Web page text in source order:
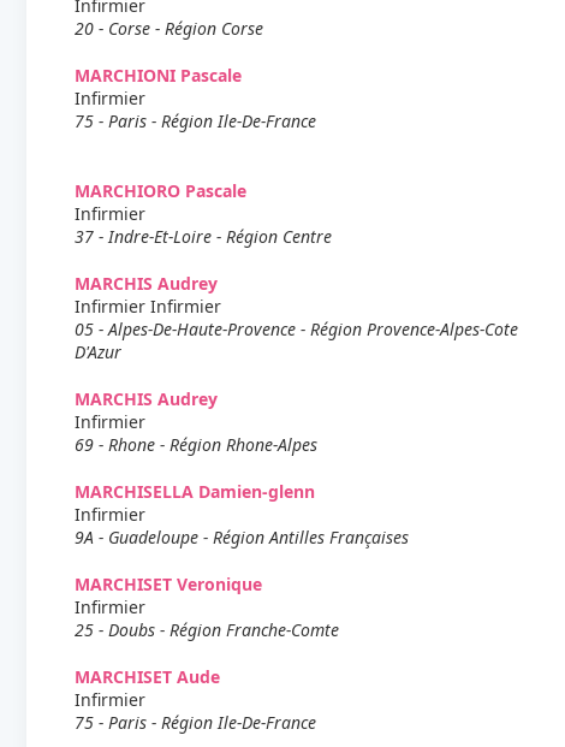
Infirmier
20 - Corse - Région Corse
MARCHIONI Pascale
Infirmier
75 - Paris - Région Ile-De-France
MARCHIORO Pascale
Infirmier
37 - Indre-Et-Loire - Région Centre
MARCHIS Audrey
Infirmier Infirmier
05 - Alpes-De-Haute-Provence - Région Provence-Alpes-Cote
D'Azur
MARCHIS Audrey
Infirmier
69 - Rhone - Région Rhone-Alpes
MARCHISELLA Damien-glenn
Infirmier
9A - Guadeloupe - Région Antilles Françaises
MARCHISET Veronique
Infirmier
25 - Doubs - Région Franche-Comte
MARCHISET Aude
Infirmier
75 - Paris - Région Ile-De-France